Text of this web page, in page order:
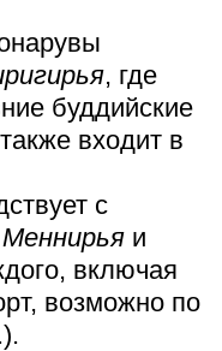
, где
буддийские
входит в
с
Меннирья и
включая
возможно по